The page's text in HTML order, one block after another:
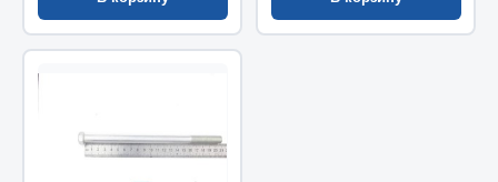
Выключатель массы
Изолента
Весь раздел